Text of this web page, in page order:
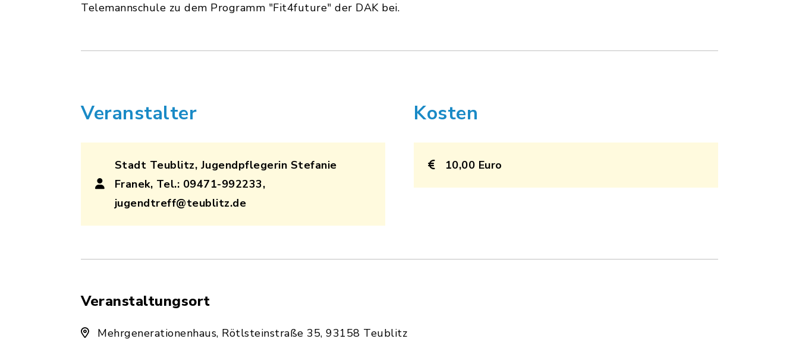
Telemannschule zu dem Programm "Fit4future" der DAK bei.
Veranstalter
Stadt Teublitz, Jugendpflegerin Stefanie
Franek, Tel.: 09471-992233,
jugendtreff@teublitz.de
Kosten
10,00 Euro
Veranstaltungsort
Mehrgenerationenhaus, Rötlsteinstraße 35, 93158 Teublitz